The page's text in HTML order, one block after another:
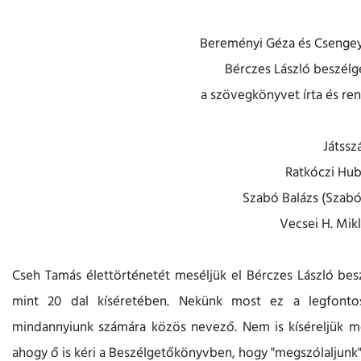
Bereményi Géza és
Bérczes László
a szövegkönyvet írta és
Ratkóczi
Szabó Balázs
Vecsei H.
Cseh Tamás élettörténetét meséljük el Bérczes László
mint 20 dal kíséretében. Nekünk most ez a
mindannyiunk számára közös nevező. Nem is kíséreljük
ahogy ő is kéri a Beszélgetőkönyvben, hogy